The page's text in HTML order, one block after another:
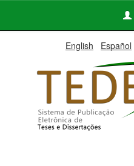
English Español